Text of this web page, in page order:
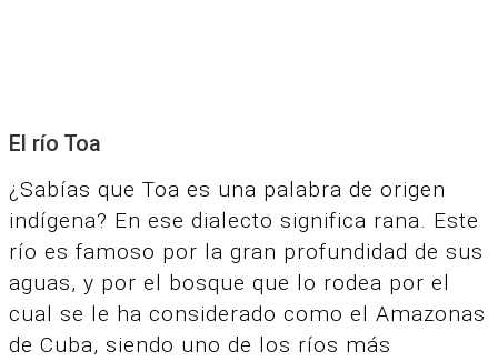
El río Toa
¿Sabías que Toa es una palabra de origen
indígena? En ese dialecto significa rana. Este
río es famoso por la gran profundidad de sus
aguas, y por el bosque que lo rodea por el
cual se le ha considerado como el Amazonas
de Cuba, siendo uno de los ríos más